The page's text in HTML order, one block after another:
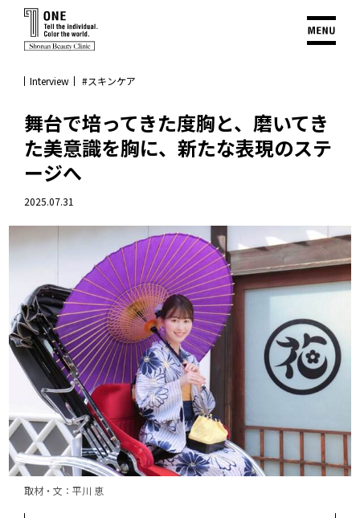
Interview #スキンケア
舞台で培ってきた度胸と、磨いてき
た美意識を胸に、新たな表現のステ
ージへ
2025.07.31
取材・文：平川 恵